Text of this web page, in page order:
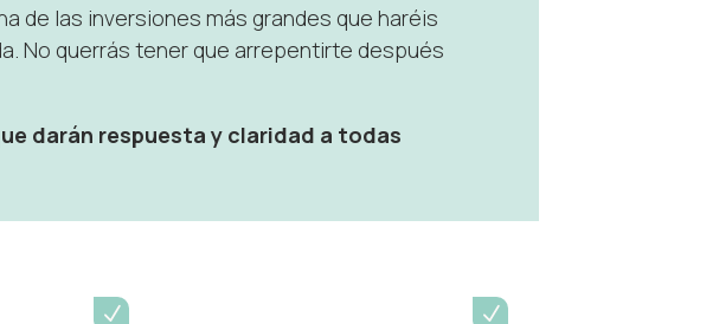
de las inversiones más grandes que haréis
No querrás tener que arrepentirte después
darán respuesta y claridad a todas
N N